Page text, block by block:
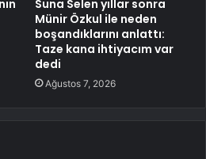
Suna Selen yıllar sonra
Münir Özkul ile neden
boşandıklarını anlattı:
Taze kana ihtiyacım var
dedi
Ağustos 7, 2026